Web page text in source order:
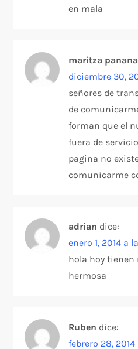
en mala
maritza
diciembre 30,
señores de
de
forman que el
fuera de
pagina no
comunicarme
adrian dice:
enero 1, 2014 a
hola hoy
hermosa
Ruben dice:
febrero 28, 2014